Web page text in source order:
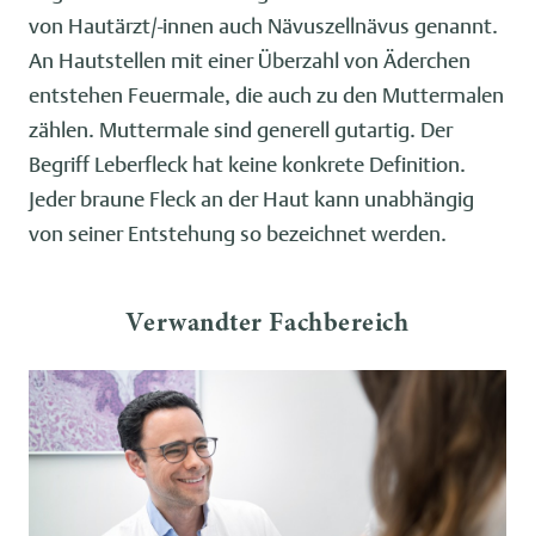
von Hautärzt/-innen auch Nävuszellnävus genannt.
An Hautstellen mit einer Überzahl von Äderchen
entstehen Feuermale, die auch zu den Muttermalen
zählen. Muttermale sind generell gutartig. Der
Begriff Leberfleck hat keine konkrete Definition.
Jeder braune Fleck an der Haut kann unabhängig
von seiner Entstehung so bezeichnet werden.
Verwandter Fachbereich